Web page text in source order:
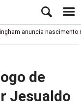
nascimento real
de
Jesualdo